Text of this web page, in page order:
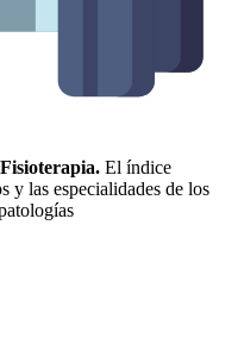
El índice
y las especialidades de los